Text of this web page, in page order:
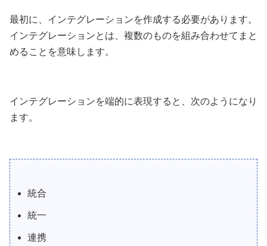
最初に、インテグレーションを作成する必要があります。
インテグレーションとは、複数のものを組み合わせてまと
めることを意味します。
インテグレーションを端的に表現すると、次のようになり
ます。
統合
統一
連携